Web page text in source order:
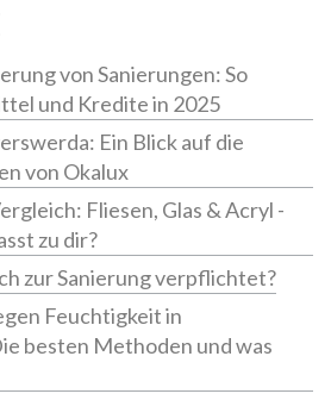
von Sanierungen: So
und Kredite in 2025
Ein Blick auf die
von Okalux
Fliesen, Glas & Acryl -
zu dir?
zur Sanierung verpflichtet?
Feuchtigkeit in
besten Methoden und was